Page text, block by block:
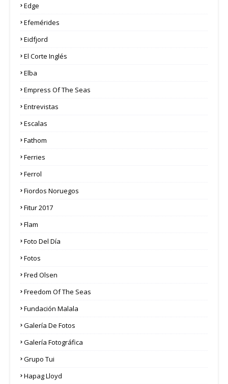
Edge
Efemérides
Eidfjord
El Corte Inglés
Elba
Empress Of The Seas
Entrevistas
Escalas
Fathom
Ferries
Ferrol
Fiordos Noruegos
Fitur 2017
Flam
Foto Del Día
Fotos
Fred Olsen
Freedom Of The Seas
Fundación Malala
Galería De Fotos
Galería Fotográfica
Grupo Tui
Hapag Lloyd